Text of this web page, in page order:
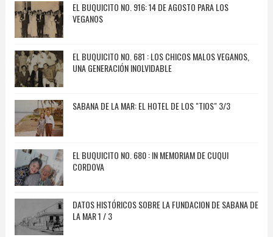
EL BUQUICITO NO. 916: 14 DE AGOSTO PARA LOS
VEGANOS
EL BUQUICITO NO. 681 : LOS CHICOS MALOS VEGANOS,
UNA GENERACIÓN INOLVIDABLE
SABANA DE LA MAR: EL HOTEL DE LOS "TIOS" 3/3
EL BUQUICITO NO. 680 : IN MEMORIAM DE CUQUI
CORDOVA
DATOS HISTÓRICOS SOBRE LA FUNDACION DE SABANA DE
LA MAR 1 / 3